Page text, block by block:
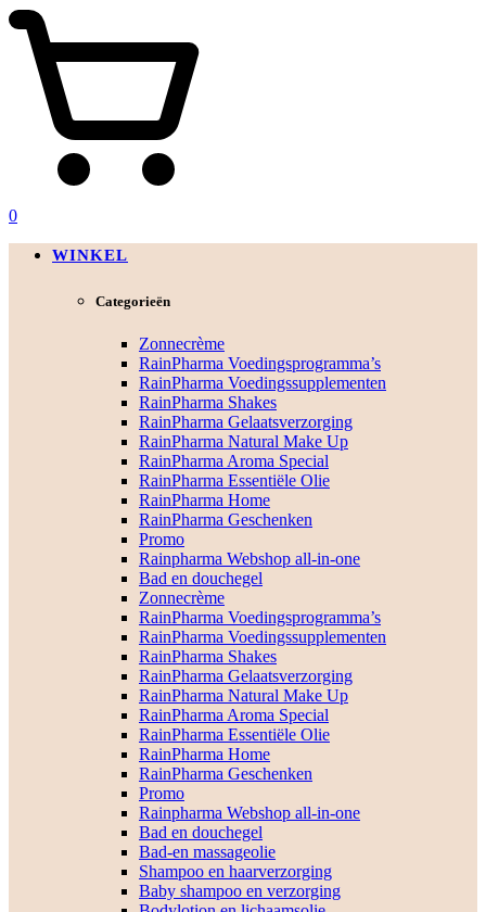
0
WINKEL
Categorieën
Zonnecrème
RainPharma Voedingsprogramma’s
RainPharma Voedingssupplementen
RainPharma Shakes
RainPharma Gelaatsverzorging
RainPharma Natural Make Up
RainPharma Aroma Special
RainPharma Essentiële Olie
RainPharma Home
RainPharma Geschenken
Promo
Rainpharma Webshop all-in-one
Bad en douchegel
Zonnecrème
RainPharma Voedingsprogramma’s
RainPharma Voedingssupplementen
RainPharma Shakes
RainPharma Gelaatsverzorging
RainPharma Natural Make Up
RainPharma Aroma Special
RainPharma Essentiële Olie
RainPharma Home
RainPharma Geschenken
Promo
Rainpharma Webshop all-in-one
Bad en douchegel
Bad-en massageolie
Shampoo en haarverzorging
Baby shampoo en verzorging